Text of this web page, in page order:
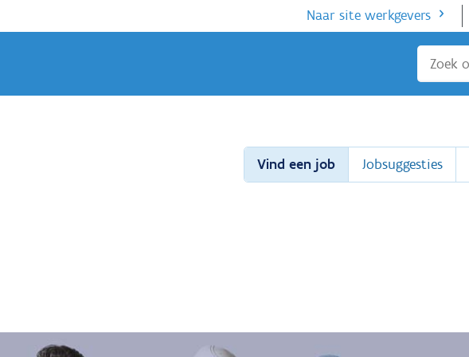
Naar site werkgevers
Sluiten
Vind een job Jobsuggesties